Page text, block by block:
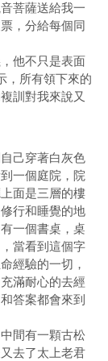
菩薩送給我一
，分給每個同
他不只是表面
，所有領下來的
訓對我來說又
己穿著白灰色
一個庭院，院
面是三層的樓
行和睡覺的地
一個書桌，桌
當看到這個字
經驗的一切，
滿耐心的去經
答案都會來到
間有一顆古松
去了太上老君